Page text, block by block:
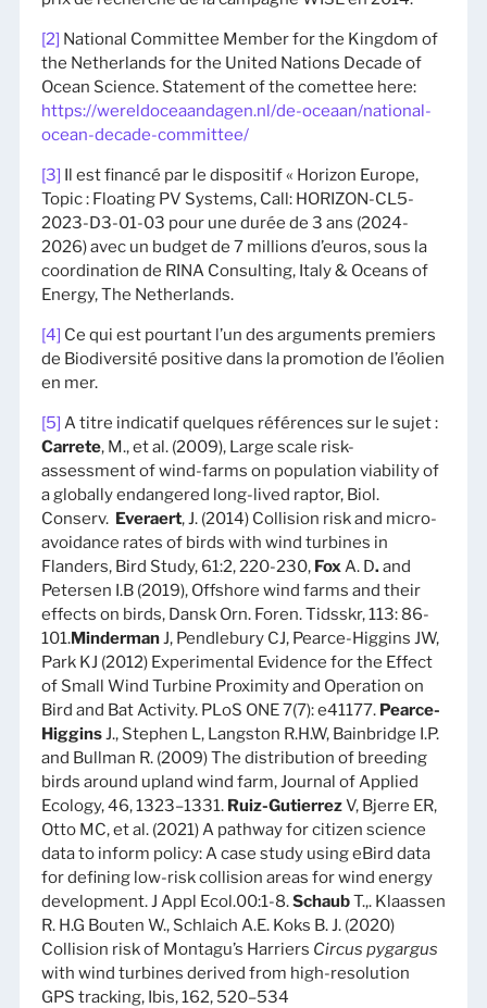
[2] National Committee Member for the Kingdom of
the Netherlands for the United Nations Decade of
Ocean Science. Statement of the comettee here:
https://wereldoceaandagen.nl/de-oceaan/national-
ocean-decade-committee/
[3] Il est financé par le dispositif « Horizon Europe,
Topic : Floating PV Systems, Call: HORIZON-CL5-
2023-D3-01-03 pour une durée de 3 ans (2024-
2026) avec un budget de 7 millions d’euros, sous la
coordination de RINA Consulting, Italy & Oceans of
Energy, The Netherlands.
[4] Ce qui est pourtant l’un des arguments premiers
de Biodiversité positive dans la promotion de l’éolien
en mer.
[5] A titre indicatif quelques références sur le sujet :
Carrete, M., et al. (2009), Large scale risk-
assessment of wind-farms on population viability of
a globally endangered long-lived raptor, Biol.
Conserv. Everaert, J. (2014) Collision risk and micro-
avoidance rates of birds with wind turbines in
Flanders, Bird Study, 61:2, 220-230, FoxA. D.and
Petersen I.B (2019), Offshore wind farms and their
effects on birds, Dansk Orn. Foren. Tidsskr, 113: 86-
101.MindermanJ, Pendlebury CJ, Pearce-Higgins JW,
Park KJ (2012) Experimental Evidence for the Effect
of Small Wind Turbine Proximity and Operation on
Bird and Bat Activity. PLoS ONE 7(7): e41177. Pearce-
HigginsJ., Stephen L, Langston R.H.W, Bainbridge I.P.
and Bullman R. (2009) The distribution of breeding
birds around upland wind farm, Journal of Applied
Ecology, 46, 1323–1331. Ruiz-GutierrezV, Bjerre ER,
Otto MC, et al. (2021) A pathway for citizen science
data to inform policy: A case study using eBird data
for defining low-risk collision areas for wind energy
development. J Appl Ecol.00:1-8.SchaubT.,. Klaassen
R. H.G Bouten W., Schlaich A.E. Koks B. J. (2020)
Collision risk of Montagu’s Harriers Circus pygargus
with wind turbines derived from high-resolution
GPS tracking, Ibis, 162, 520–534